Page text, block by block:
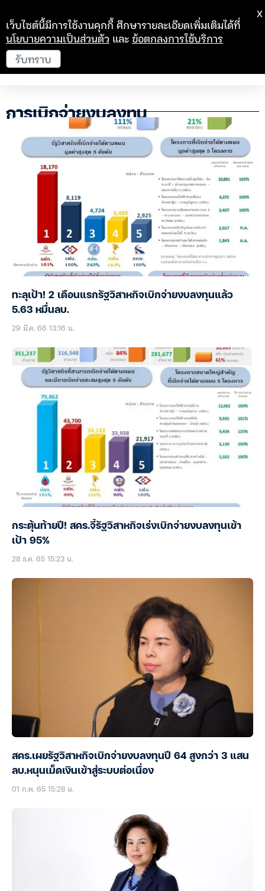
การเบิกจ่ายงบลงทุน
ทะลุเป้า! 2 เดือนแรกรัฐวิสาหกิจเบิกจ่ายงบลงทุนแล้ว
5.63 หมื่นลบ.
29 มี.ค. 66 13:16 น.
กระตุ้นท้ายปี! สคร.จี้รัฐวิสาหกิจเร่งเบิกจ่ายงบลงทุนเข้า
เป้า 95%
28 ธ.ค. 65 15:23 น.
สคร.เผยรัฐวิสาหกิจเบิกจ่ายงบลงทุนปี 64 สูงกว่า 3 แสน
ลบ.หนุนเม็ดเงินเข้าสู่ระบบต่อเนื่อง
01 ก.พ. 65 15:28 น.
เว็บไซต์นี้มีการใช้งานคุกกี้ ศึกษารายละเอียดเพิ่มเติมได้ที่
นโยบายความเป็นส่วนตัว และข้อตกลงการใช้บริการ
รับทราบ
X